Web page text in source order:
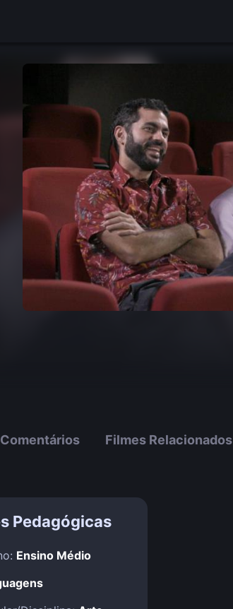
Comentários Filmes Relacionados
Pedagógicas
Ensino Médio